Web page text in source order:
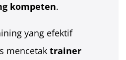
kompeten.
yang efektif
mencetak trainer